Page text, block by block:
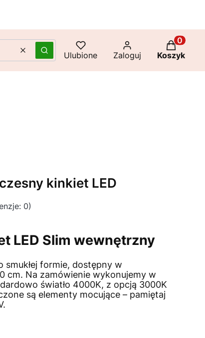
WyczyśćSzukajUlubione Zaloguj Koszyk
kinkiet LED
0)
LED Slim wewnętrzny
smukłej formie, dostępny w
cm. Na zamówienie wykonujemy w
światło 4000K, z opcją 3000K
są elementy mocujące – pamiętaj